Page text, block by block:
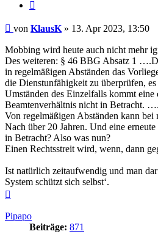
Beitrag
von KlausK » 13. Apr 2023, 13:50
Mobbing wird heute auch nicht mehr
Des weiteren: § 46 BBG Absatz 1
in regelmäßigen Abständen das
die Dienstunfähigkeit zu überprüfen, es
Umständen des Einzelfalls kommt eine
Beamtenverhältnis nicht in Betracht. ….
Von regelmäßigen Abständen kann bei
Nach über 20 Jahren. Und eine
in Betracht? Also was nun?
Einen Rechtsstreit wird, wenn, dann
Ist natürlich zeitaufwendig und man
System schützt sich selbst‘.
Pipapo
Beiträge: 871